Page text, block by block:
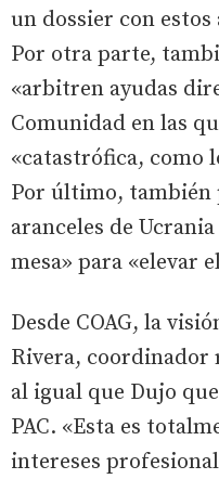
un dossier con
Por otra parte,
«arbitren ayudas
Comunidad en las
«catastrófica, como
Por último, también
aranceles de
mesa» para «elevar
Desde COAG, la
Rivera, coordinador
al igual que Dujo
PAC. «Esta es
intereses